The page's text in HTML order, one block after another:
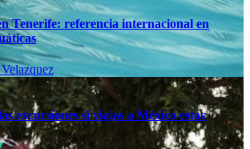
Tenerife: referencia internacional en
excursiones si viajas a México estas